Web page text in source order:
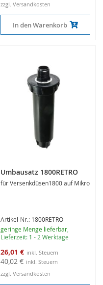
zzgl. Versandkosten
In den Warenkorb
Umbausatz 1800RETRO
für Versenkdüsen1800 auf Mikro
Artikel-Nr.: 1800RETRO
geringe Menge lieferbar
Lieferzeit: 1 - 2 Werktage
Sonderangebot
26,01 €
40,02 €
zzgl. Versandkosten